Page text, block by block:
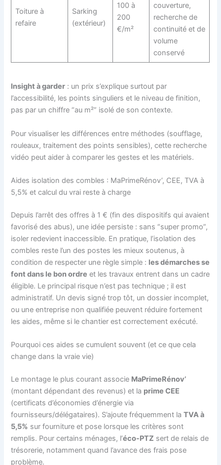
Toiture à
refaire
Sarking
(extérieur)
100 à
200
€/m²
couverture,
recherche de
continuité et de
volume
conservé
Insight à garder : un prix s’explique surtout par
l’accessibilité, les points singuliers et le niveau de finition,
pas par un chiffre “au m²” isolé de son contexte.
Pour visualiser les différences entre méthodes (soufflage,
rouleaux, traitement des points sensibles), cette recherche
vidéo peut aider à comparer les gestes et les matériels.
Aides isolation des combles : MaPrimeRénov’, CEE, TVA à
5,5% et calcul du vrai reste à charge
Depuis l’arrêt des offres à 1 € (fin des dispositifs qui avaient
favorisé des abus), une idée persiste : sans “super promo”,
isoler redevient inaccessible. En pratique, l’isolation des
combles reste l’un des postes les mieux soutenus, à
condition de respecter une règle simple : les démarches se
font dans le bon ordre et les travaux entrent dans un cadre
éligible. Le principal risque n’est pas technique ; il est
administratif. Un devis signé trop tôt, un dossier incomplet,
ou une entreprise non qualifiée peuvent réduire fortement
les aides, même si le chantier est correctement exécuté.
Pourquoi ces aides se cumulent souvent (et ce que cela
change dans la vraie vie)
Le montage le plus courant associe MaPrimeRénov’
(montant dépendant des revenus) et la prime CEE
(certificats d’économies d’énergie via
fournisseurs/délégataires). S’ajoute fréquemment laTVA à
5,5% sur fourniture et pose lorsque les critères sont
remplis. Pour certains ménages, l’éco-PTZ sert de relais de
trésorerie, notamment quand l’avance des frais pose
problème.